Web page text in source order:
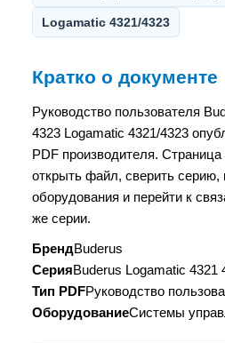
Logamatic 4321/4323
Кратко о документе
Руководство пользователя
4323 Logamatic 4321/4323
PDF производителя.
открыть файл, сверить серию,
оборудования и перейти к
же серии.
БрендBuderus
СерияBuderus Logamatic 4321
Тип PDFРуководство
ОборудованиеСистемы